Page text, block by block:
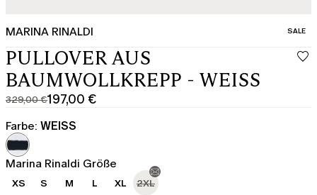
MARINA RINALDI SALE
PULLOVER AUS
BAUMWOLLKREPP - WEISS
329,00 €
Ursprünglicher
Preis
329,00
€
197,00 €
Aktueller
Preis
197,00
€
Farbe: WEISS
Marina Rinaldi Größe
XS S M L XL 2XL